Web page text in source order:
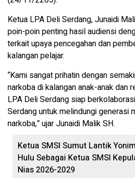
Ketua LPA Deli Serdang, Junaidi
poin-poin penting hasil audiensi
terkait upaya pencegahan dan
kalangan pelajar.
“Kami sangat prihatin dengan
narkoba di kalangan anak-anak dan
LPA Deli Serdang siap
Serdang untuk melindungi generasi
narkoba,” ujar Junaidi Malik SH.
Ketua SMSI Sumut Lantik
Hulu Sebagai Ketua SMSI
Nias 2026-2029